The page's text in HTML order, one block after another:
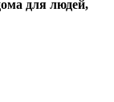
для людей,